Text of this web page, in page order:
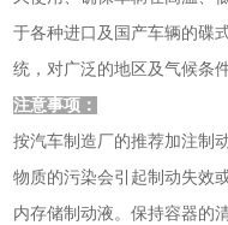
于各种进口及国产车辆的碟
统，对广泛的地区及气候条
注意事项：
按汽车制造厂的推荐加注制
物质的污染会引起制动失效
内存储制动液。保持容器的